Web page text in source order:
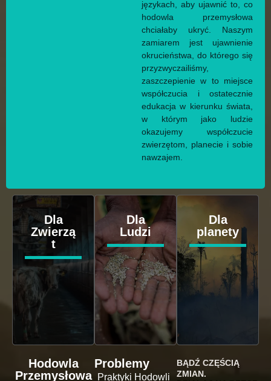
językach, aby ujawnić to, co
hodowla przemysłowa
chciałaby ukryć. Naszym
zamiarem jest ujawnienie
okrucieństwa, do którego się
przyzwyczailiśmy,
zaszczepienie w to miejsce
współczucia i ostatecznie
edukacja w kierunku świata,
w którym jako ludzie
okazujemy współczucie
zwierzętom, planecie i sobie
nawzajem.
Dla
Zwierzą
t
Dla
Ludzi
Dla
planety
Hodowla
Przemysłowa
Problemy
Praktyki Hodowli
BĄDŹ CZĘŚCIĄ
ZMIAN.